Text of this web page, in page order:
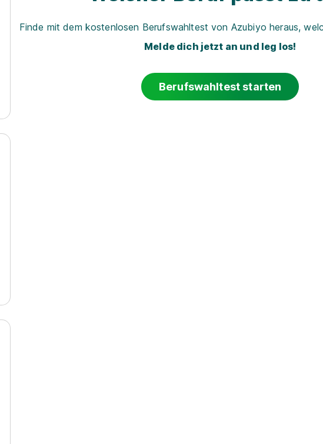
Finde mit dem kostenlosen Berufswahltest von Azubiyo heraus,
Melde dich jetzt an und leg los!
Berufswahltest starten